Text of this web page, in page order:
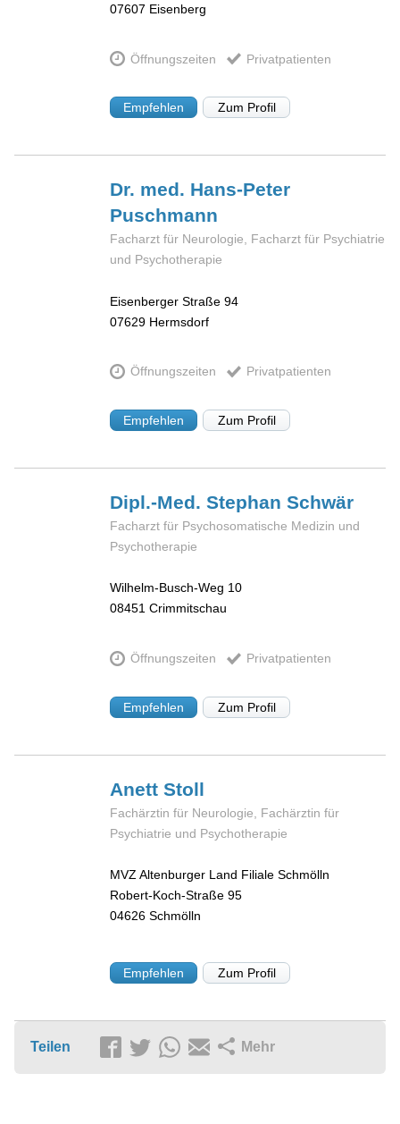
07607 Eisenberg
Öffnungszeiten Privatpatienten
Empfehlen Zum Profil
Dr. med. Hans-Peter
Puschmann
Facharzt für Neurologie, Facharzt für Psychiatrie
und Psychotherapie
Eisenberger Straße 94
07629 Hermsdorf
Öffnungszeiten Privatpatienten
Empfehlen Zum Profil
Dipl.-Med. StephanSchwär
Facharzt für Psychosomatische Medizin und
Psychotherapie
Wilhelm-Busch-Weg 10
08451 Crimmitschau
Öffnungszeiten Privatpatienten
Empfehlen Zum Profil
AnettStoll
Fachärztin für Neurologie, Fachärztin für
Psychiatrie und Psychotherapie
MVZ Altenburger Land Filiale Schmölln
Robert-Koch-Straße 95
04626 Schmölln
Empfehlen Zum Profil
Teilen Mehr